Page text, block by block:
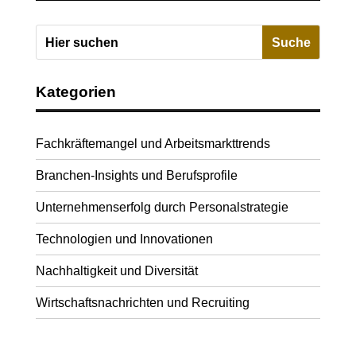
Kategorien
Fachkräftemangel und Arbeitsmarkttrends
Branchen-Insights und Berufsprofile
Unternehmenserfolg durch Personalstrategie
Technologien und Innovationen
Nachhaltigkeit und Diversität
Wirtschaftsnachrichten und Recruiting